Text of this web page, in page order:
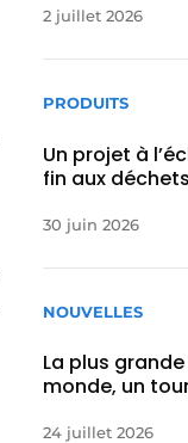
2 juillet 2026
PRODUITS
Un projet à
fin aux
30 juin 2026
NOUVELLES
La plus
monde, un
24 juillet 2026